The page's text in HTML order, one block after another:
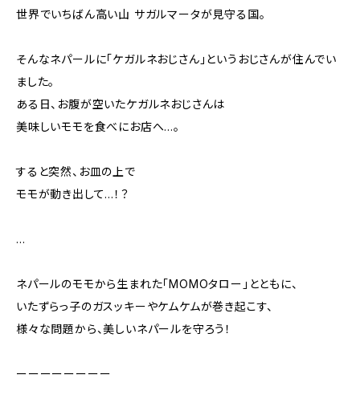
世界でいちばん高い山 サガルマータが見守る国。
そんなネパールに「ケガルネおじさん」というおじさんが住んでい
ました。
ある日、お腹が空いたケガルネおじさんは
美味しいモモを食べにお店へ…。
すると突然、お皿の上で
モモが動き出して…！？
…
ネパールのモモから生まれた「MOMOタロー」とともに、
いたずらっ子のガスッキーやケムケムが巻き起こす、
様々な問題から、美しいネパールを守ろう！
ーーーーーーーー